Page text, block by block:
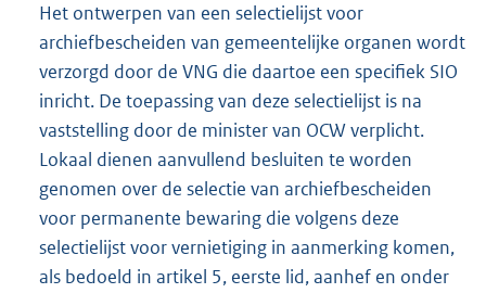
Het ontwerpen van een selectielijst voor
archiefbescheiden van gemeentelijke organen wordt
verzorgd door de VNG die daartoe een specifiek SIO
inricht. De toepassing van deze selectielijst is na
vaststelling door de minister van OCW verplicht.
Lokaal dienen aanvullend besluiten te worden
genomen over de selectie van archiefbescheiden
voor permanente bewaring die volgens deze
selectielijst voor vernietiging in aanmerking komen,
als bedoeld in artikel 5, eerste lid, aanhef en onder